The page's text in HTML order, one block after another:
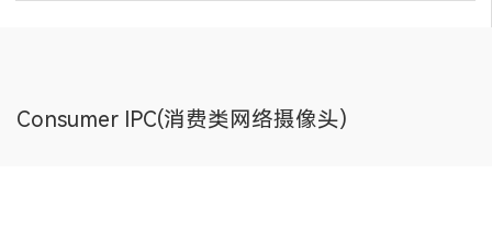
Consumer IPC(消费类网络摄像头)